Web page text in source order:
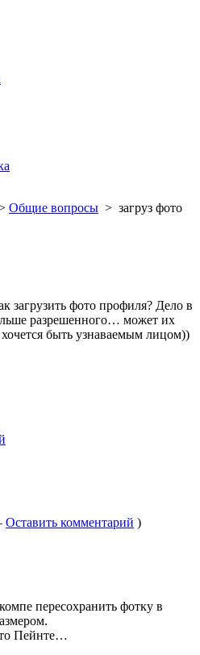
Общие вопросы > загруз фото
загрузить фото профиля? Дело в
разрешенного… может их
быть узнаваемым лицом))
Оставить комментарий )
пересохранить фотку в
Пейнте…